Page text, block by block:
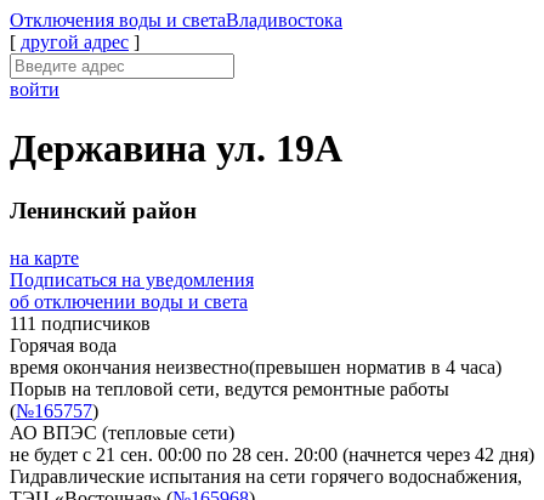
Отключения воды и светаВладивостока
[ другой адрес ]
войти
Державина ул. 19А
Ленинский район
на карте
Подписаться на уведомления
об отключении воды и света
111 подписчиков
Горячая вода
время окончания неизвестно(превышен норматив в 4 часа)
Порыв на тепловой сети, ведутся ремонтные работы
(№165757)
АО ВПЭС (тепловые сети)
не будет с 21 сен. 00:00 по 28 сен. 20:00 (начнется через 42 дня)
Гидравлические испытания на сети горячего водоснабжения,